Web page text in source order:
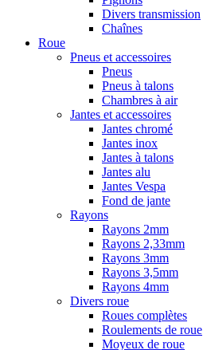
Divers transmission
Chaînes
Roue
Pneus et accessoires
Pneus
Pneus à talons
Chambres à air
Jantes et accessoires
Jantes chromé
Jantes inox
Jantes à talons
Jantes alu
Jantes Vespa
Fond de jante
Rayons
Rayons 2mm
Rayons 2,33mm
Rayons 3mm
Rayons 3,5mm
Rayons 4mm
Divers roue
Roues complètes
Roulements de roue
Moyeux de roue